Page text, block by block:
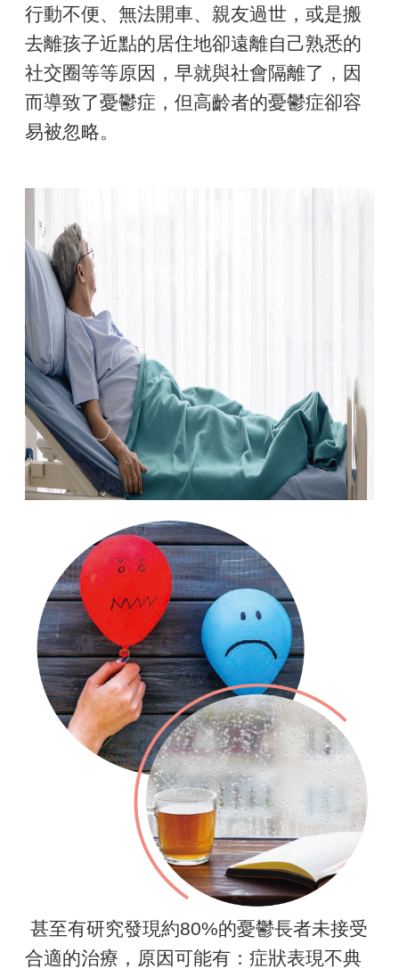
行動不便、無法開車、親友過世，或是搬
去離孩子近點的居住地卻遠離自己熟悉的
社交圈等等原因，早就與社會隔離了，因
而導致了憂鬱症，但高齡者的憂鬱症卻容
易被忽略。
甚至有研究發現約80%的憂鬱長者未接受
合適的治療，原因可能有：症狀表現不典